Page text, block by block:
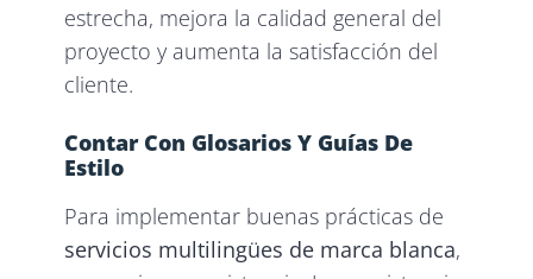
estrecha, mejora la calidad general del
proyecto y aumenta la satisfacción del
cliente.
Contar Con Glosarios Y Guías De
Estilo
Para implementar buenas prácticas de
servicios multilingües de marca blanca,